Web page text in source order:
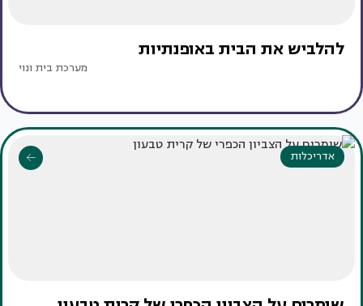
להלביש את הבית באופנתיות
מערכת בית ונוי
אדריכלות